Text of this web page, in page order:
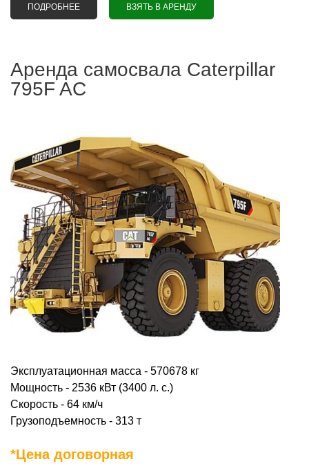
ПОДРОБНЕЕ О АРЕНДА ГУСЕНИЧНОГО ЭКСКАВАТОРА VOLVO 480
ВЗЯТЬ В АРЕНДУ
Аренда самосвала Caterpillar
795F AC
Эксплуатационная масса - 570678 кг
Мощность - 2536 кВт (3400 л. с.)
Скорость - 64 км/ч
Грузоподъемность - 313 т
*Цена договорная